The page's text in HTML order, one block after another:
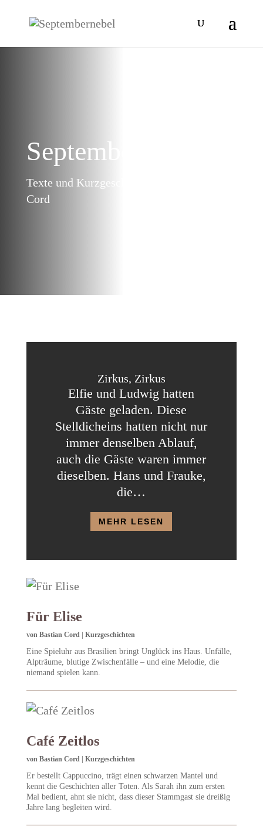
September
Texte und Kurzgeschichten von Bastian
Cord
Zirkus, Zirkus
Elfie und Ludwig hatten
Gäste geladen. Diese
Stelldicheins hatten nicht nur
immer denselben Ablauf,
auch die Gäste waren immer
dieselben. Hans und Frauke,
die…
MEHR LESEN
Für Elise
von Bastian Cord| Kurzgeschichten
Eine Spieluhr aus Brasilien bringt Unglück ins Haus. Unfälle,
Alpträume, blutige Zwischenfälle – und eine Melodie, die
niemand spielen kann.
Café Zeitlos
von Bastian Cord| Kurzgeschichten
Er bestellt Cappuccino, trägt einen schwarzen Mantel und
kennt die Geschichten aller Toten. Als Sarah ihn zum ersten
Mal bedient, ahnt sie nicht, dass dieser Stammgast sie dreißig
Jahre lang begleiten wird.